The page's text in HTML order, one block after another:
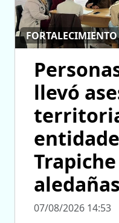
llevó
aledañas
07/08/2026 14:53